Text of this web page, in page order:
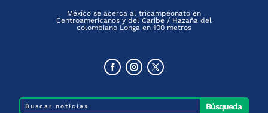
México se acerca al tricampeonato en
Centroamericanos y del Caribe / Hazaña del
colombiano Longa en 100 metros